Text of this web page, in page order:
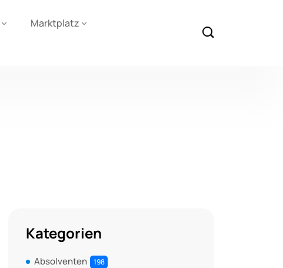
Marktplatz
Kategorien
Absolventen 198